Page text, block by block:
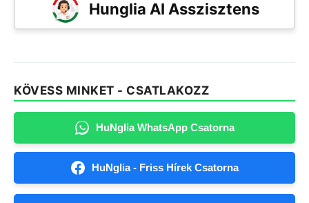
Hunglia AI Asszisztens
KÖVESS MINKET - CSATLAKOZZ
HuNglia WhatsApp Csatorna
HuNglia - Friss Hírek Csatorna